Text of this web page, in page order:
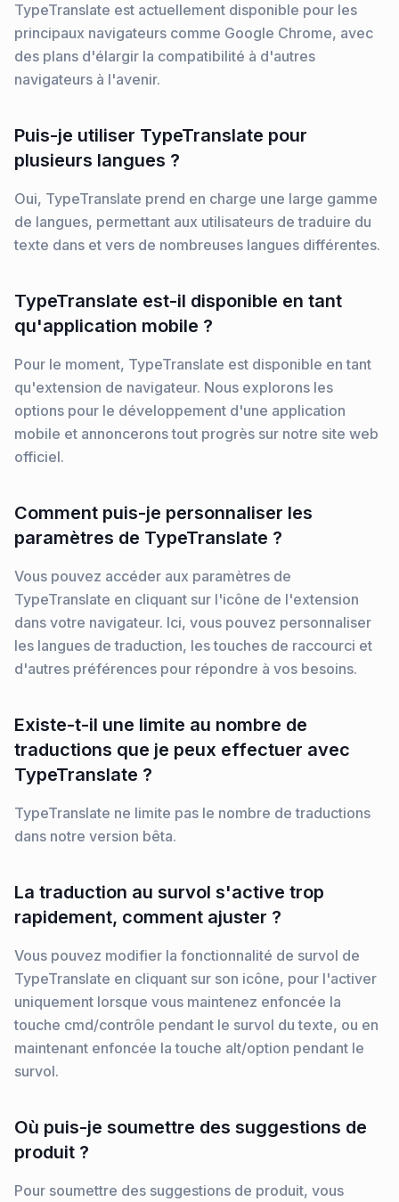
TypeTranslate est actuellement disponible pour les
principaux navigateurs comme Google Chrome, avec
des plans d'élargir la compatibilité à d'autres
navigateurs à l'avenir.
Puis-je utiliser TypeTranslate pour
plusieurs langues ?
Oui, TypeTranslate prend en charge une large gamme
de langues, permettant aux utilisateurs de traduire du
texte dans et vers de nombreuses langues différentes.
TypeTranslate est-il disponible en tant
qu'application mobile ?
Pour le moment, TypeTranslate est disponible en tant
qu'extension de navigateur. Nous explorons les
options pour le développement d'une application
mobile et annoncerons tout progrès sur notre site web
officiel.
Comment puis-je personnaliser les
paramètres de TypeTranslate ?
Vous pouvez accéder aux paramètres de
TypeTranslate en cliquant sur l'icône de l'extension
dans votre navigateur. Ici, vous pouvez personnaliser
les langues de traduction, les touches de raccourci et
d'autres préférences pour répondre à vos besoins.
Existe-t-il une limite au nombre de
traductions que je peux effectuer avec
TypeTranslate ?
TypeTranslate ne limite pas le nombre de traductions
dans notre version bêta.
La traduction au survol s'active trop
rapidement, comment ajuster ?
Vous pouvez modifier la fonctionnalité de survol de
TypeTranslate en cliquant sur son icône, pour l'activer
uniquement lorsque vous maintenez enfoncée la
touche cmd/contrôle pendant le survol du texte, ou en
maintenant enfoncée la touche alt/option pendant le
survol.
Où puis-je soumettre des suggestions de
produit ?
Pour soumettre des suggestions de produit, vous